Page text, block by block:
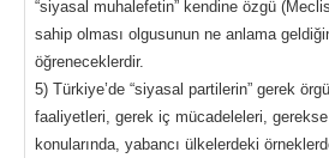
“siyasal muhalefetin” kendine özgü
sahip olması olgusunun ne anlama
öğreneceklerdir.
5) Türkiye’de “siyasal partilerin” gerek
faaliyetleri, gerek iç mücadeleleri, gerekse
konularında, yabancı ülkelerdeki